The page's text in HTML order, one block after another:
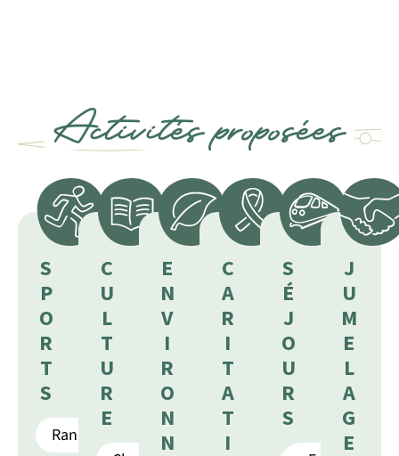
Activités proposées
S
P
O
R
T
S
Randonnée
C
U
L
T
U
R
E
E
N
V
I
R
O
N
N
C
A
R
I
T
A
T
I
S
É
J
O
U
R
S
J
U
M
E
L
A
G
E